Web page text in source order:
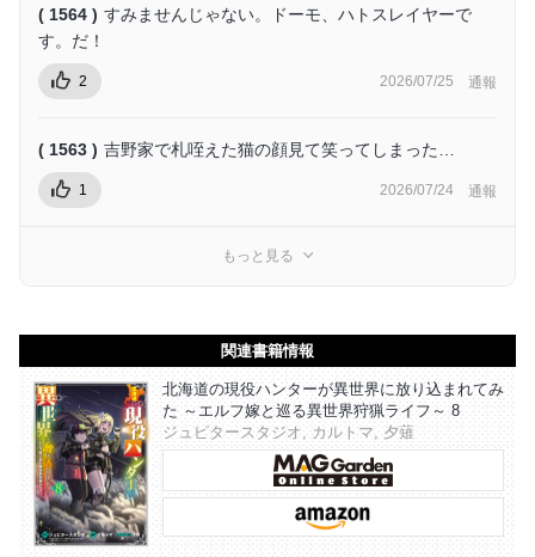
( 1564 ) すみませんじゃない。ドーモ、ハトスレイヤーで
す。だ！
2 2026/07/25 通報
( 1563 ) 吉野家で札咥えた猫の顔見て笑ってしまった…
1 2026/07/24 通報
もっと見る
関連書籍情報
北海道の現役ハンターが異世界に放り込まれてみ
た ～エルフ嫁と巡る異世界狩猟ライフ～ 8
ジュピタースタジオ, カルトマ, 夕薙